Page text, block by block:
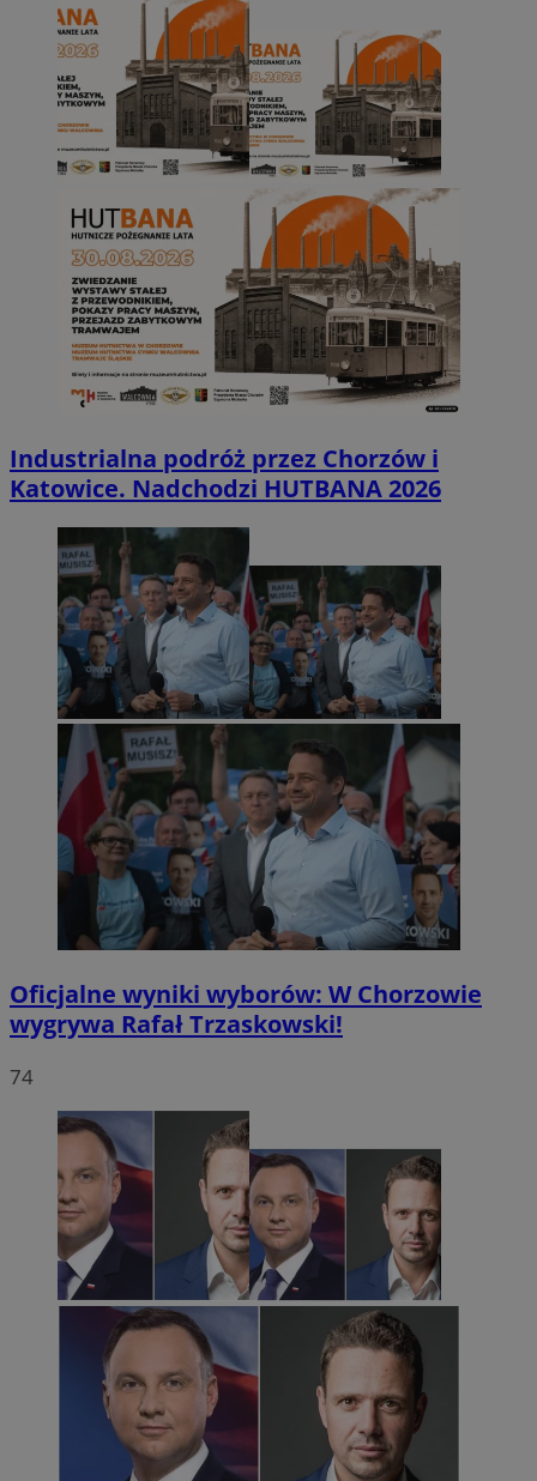
Industrialna podróż przez Chorzów i
Katowice. Nadchodzi HUTBANA 2026
Oficjalne wyniki wyborów: W Chorzowie
wygrywa Rafał Trzaskowski!
74